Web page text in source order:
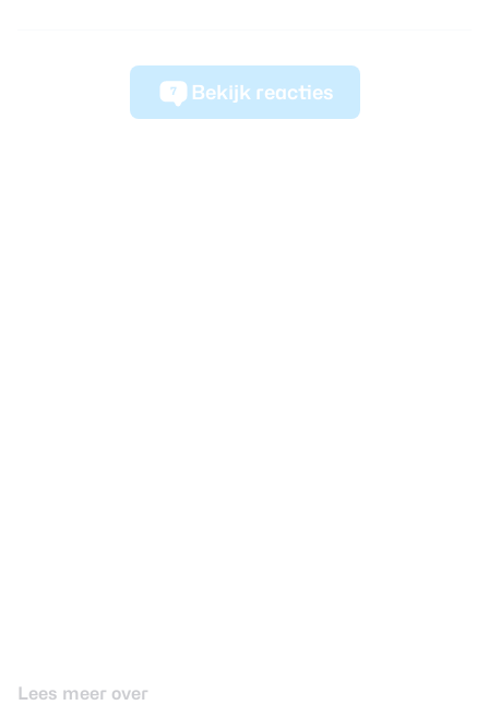
7 Bekijk reacties
Lees meer over